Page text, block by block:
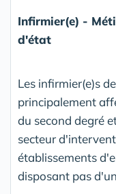
Infirmier(e) -
d'état
Les infirmier(e)s
principalement
du second degré
secteur
établissements
disposant pas